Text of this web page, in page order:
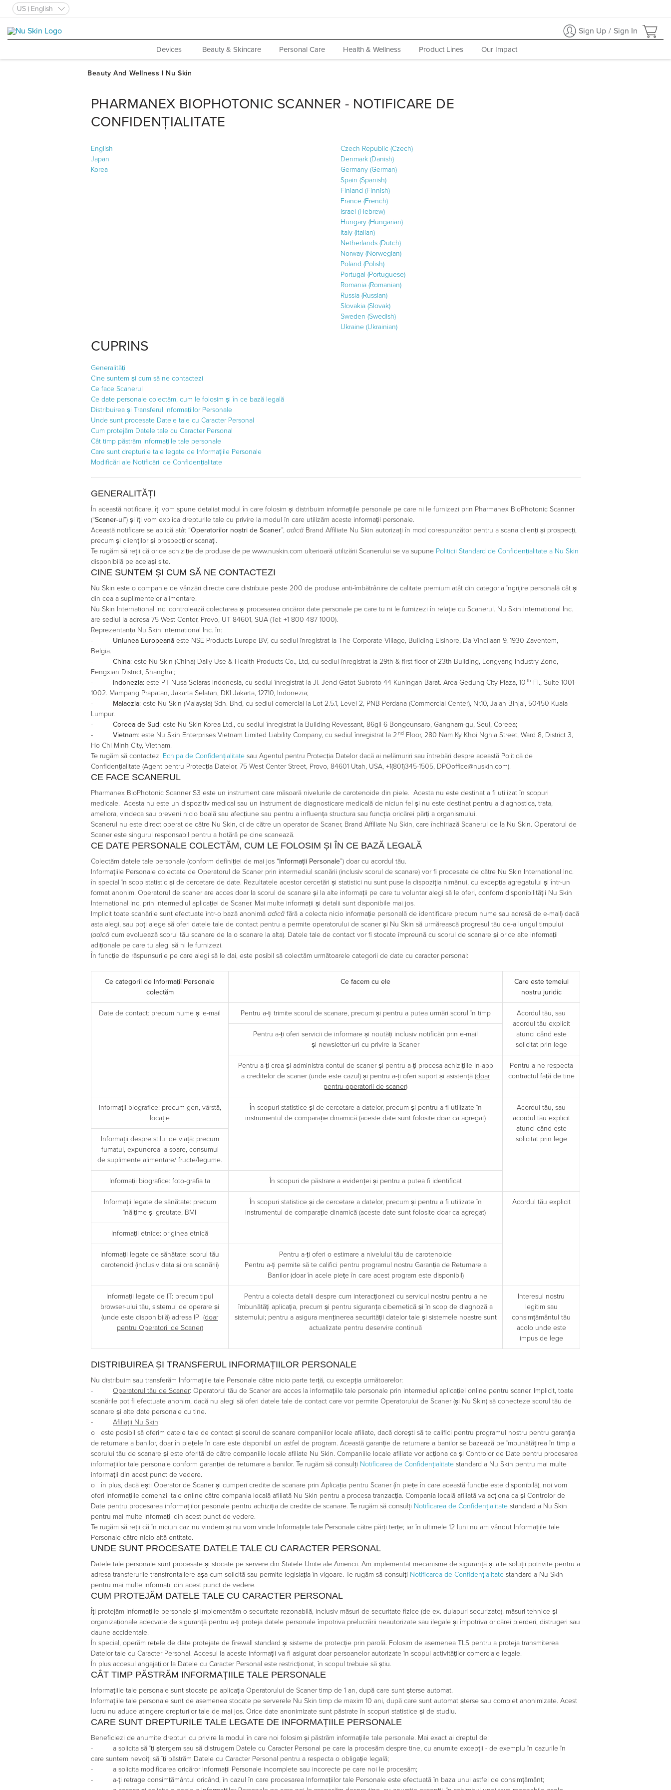
US English
Sign Up / Sign In
Devices Beauty & Skincare Personal Care Health & Wellness Product Lines Our Impact
PHARMANEX BIOPHOTONIC SCANNER - NOTIFICARE DE
CONFIDENȚIALITATE
English
Japan
Korea
Czech Republic (Czech)
Denmark (Danish)
Germany (German)
Spain (Spanish)
Finland (Finnish)
France (French)
Israel (Hebrew)
Hungary (Hungarian)
Italy (Italian)
Netherlands (Dutch)
Norway (Norwegian)
Poland (Polish)
Portugal (Portuguese)
Romania (Romanian)
Russia (Russian)
Slovakia (Slovak)
Sweden (Swedish)
Ukraine (Ukrainian)
CUPRINS
Generalități
Cine suntem și cum să ne contactezi
Ce face Scanerul
Ce date personale colectăm, cum le folosim și în ce bază legală
Distribuirea și Transferul Informațiilor Personale
Unde sunt procesate Datele tale cu Caracter Personal
Cum protejăm Datele tale cu Caracter Personal
Cât timp păstrăm informațiile tale personale
Care sunt drepturile tale legate de Informațiile Personale
Modificări ale Notificării de Confidențialitate
GENERALITĂȚI
În această notificare, îți vom spune detaliat modul în care folosim și distribuim informațiile personale pe care ni le furnizezi prin Pharmanex BioPhotonic Scanner
(“Scaner-ul”) și îți vom explica drepturile tale cu privire la modul în care utilizăm aceste informații personale.
Această notificare se aplică atât “Operatorilor noștri de Scaner”, adică Brand Affiliate Nu Skin autorizați în mod corespunzător pentru a scana clienți și prospecți,
precum și clienților și prospecților scanați.
Te rugăm să reții că orice achiziție de produse de pe www.nuskin.com ulterioară utilizării Scanerului se va supune Politicii Standard de Confidențialitate a Nu Skin
disponibilă pe același site.
CINE SUNTEM ȘI CUM SĂ NE CONTACTEZI
Nu Skin este o companie de vânzări directe care distribuie peste 200 de produse anti-îmbătrânire de calitate premium atât din categoria îngrijire personală cât și
din cea a suplimentelor alimentare.
Nu Skin International Inc. controlează colectarea și procesarea oricăror date personale pe care tu ni le furnizezi în relație cu Scanerul. Nu Skin International Inc.
are sediul la adresa 75 West Center, Provo, UT 84601, SUA (Tel: +1 800 487 1000).
Reprezentanța Nu Skin International Inc. în:
- Uniunea Europeană este NSE Products Europe BV, cu sediul înregistrat la The Corporate Village, Building Elsinore, Da Vincilaan 9, 1930 Zaventem,
Belgia.
- China: este Nu Skin (China) Daily-Use & Health Products Co., Ltd, cu sediul înregistrat la 29th & first floor of 23th Building, Longyang Industry Zone,
Fengxian District, Shanghai;
- Indonezia: este PT Nusa Selaras Indonesia, cu sediul înregistrat la Jl. Jend Gatot Subroto 44 Kuningan Barat. Area Gedung City Plaza, 10 th Fl., Suite 1001-
1002. Mampang Prapatan, Jakarta Selatan, DKI Jakarta, 12710, Indonezia;
- Malaezia: este Nu Skin (Malaysia) Sdn. Bhd, cu sediul comercial la Lot 2.5.1, Level 2, PNB Perdana (Commercial Center), Nr.10, Jalan Binjai, 50450 Kuala
Lumpur.
- Coreea de Sud: este Nu Skin Korea Ltd., cu sediul înregistrat la Building Revessant, 86gil 6 Bongeunsaro, Gangnam-gu, Seul, Coreea;
- Vietnam: este Nu Skin Enterprises Vietnam Limited Liability Company, cu sediul înregistrat la 2 nd Floor, 280 Nam Ky Khoi Nghia Street, Ward 8, District 3,
Ho Chi Minh City, Vietnam.
Te rugăm să contactezi Echipa de Confidențialitate sau Agentul pentru Protecția Datelor dacă ai nelămuriri sau întrebări despre această Politică de
Confidențialitate (Agent pentru Protecția Datelor, 75 West Center Street, Provo, 84601 Utah, USA, +1(801)345-1505, DPOoffice@nuskin.com).
CE FACE SCANERUL
Pharmanex BioPhotonic Scanner S3 este un instrument care măsoară nivelurile de carotenoide din piele. Acesta nu este destinat a fi utilizat în scopuri
medicale. Acesta nu este un dispozitiv medical sau un instrument de diagnosticare medicală de niciun fel și nu este destinat pentru a diagnostica, trata,
ameliora, vindeca sau preveni nicio boală sau afecțiune sau pentru a influența structura sau funcția oricărei părți a organismului.
Scanerul nu este direct operat de către Nu Skin, ci de către un operator de Scaner, Brand Affiliate Nu Skin, care închiriază Scanerul de la Nu Skin. Operatorul de
Scaner este singurul responsabil pentru a hotărâ pe cine scanează.
CE DATE PERSONALE COLECTĂM, CUM LE FOLOSIM ȘI ÎN CE BAZĂ LEGALĂ
Colectăm datele tale personale (conform definiției de mai jos “Informații Personale”) doar cu acordul tău.
Informațiile Personale colectate de Operatorul de Scaner prin intermediul scanării (inclusiv scorul de scanare) vor fi procesate de către Nu Skin International Inc.
în special în scop statistic și de cercetare de date. Rezultatele acestor cercetări și statistici nu sunt puse la dispoziția nimănui, cu excepția agregatului și într-un
format anonim. Operatorul de scaner are acces doar la scorul de scanare și la alte informații pe care tu voluntar alegi să le oferi, conform disponibilității Nu Skin
International Inc. prin intermediul aplicației de Scaner. Mai multe informații și detalii sunt disponibile mai jos.
Implicit toate scanările sunt efectuate într-o bază anonimă adică fără a colecta nicio informație personală de identificare precum nume sau adresă de e-mail) dacă
asta alegi, sau poți alege să oferi datele tale de contact pentru a permite operatorului de scaner și Nu Skin să urmărească progresul tău de-a lungul timpului
(adică cum evoluează scorul tău scanare de la o scanare la alta). Datele tale de contact vor fi stocate împreună cu scorul de scanare și orice alte informații
adiționale pe care tu alegi să ni le furnizezi.
În funcție de răspunsurile pe care alegi să le dai, este posibil să colectăm următoarele categorii de date cu caracter personal:
Ce categorii de Informații Personale
colectăm
Ce facem cu ele
Care este temeiul
nostru juridic
Date de contact: precum nume și e-mail Pentru a-ți trimite scorul de scanare, precum și pentru a putea urmări scorul în timp
Acordul tău, sau
acordul tău explicit
atunci când este
solicitat prin lege
Pentru a-ți oferi servicii de informare și noutăți inclusiv notificări prin e-mail
și newsletter-uri cu privire la Scaner
Pentru a-ți crea și administra contul de scaner și pentru a-ți procesa achizițiile in-app
a creditelor de scaner (unde este cazul) și pentru a-ți oferi suport și asistență (doar
pentru operatorii de scaner)
Pentru a ne respecta
contractul față de tine
Informații biografice: precum gen, vârstă,
locație
În scopuri statistice și de cercetare a datelor, precum și pentru a fi utilizate în
instrumentul de comparație dinamică (aceste date sunt folosite doar ca agregat)
Acordul tău, sau
acordul tău explicit
atunci când este
solicitat prin lege
Informații despre stilul de viață: precum
fumatul, expunerea la soare, consumul
de suplimente alimentare/ fructe/legume.
Informații biografice: foto-grafia ta În scopuri de păstrare a evidenței și pentru a putea fi identificat
Informații legate de sănătate: precum
înălțime și greutate, BMI
În scopuri statistice și de cercetare a datelor, precum și pentru a fi utilizate în
instrumentul de comparație dinamică (aceste date sunt folosite doar ca agregat)
Acordul tău explicit
Informații etnice: originea etnică
Informații legate de sănătate: scorul tău
carotenoid (inclusiv data și ora scanării)
Pentru a-ți oferi o estimare a nivelului tău de carotenoide
Pentru a-ți permite să te califici pentru programul nostru Garanția de Returnare a
Banilor (doar în acele piețe în care acest program este disponibil)
Informații legate de IT: precum tipul
browser-ului tău, sistemul de operare și
(unde este disponibilă) adresa IP (doar
pentru Operatorii de Scaner)
Pentru a colecta detalii despre cum interacționezi cu servicul nostru pentru a ne
îmbunătăți aplicația, precum și pentru siguranța cibernetică și în scop de diagnoză a
sistemului; pentru a asigura menținerea securității datelor tale și sistemele noastre sunt
actualizate pentru deservire continuă
Interesul nostru
legitim sau
consimțământul tău
acolo unde este
impus de lege
DISTRIBUIREA ȘI TRANSFERUL INFORMAȚIILOR PERSONALE
Nu distribuim sau transferăm Informațiile tale Personale către nicio parte terță, cu excepția următoarelor:
- Operatorul tău de Scaner: Operatorul tău de Scaner are acces la informațiile tale personale prin intermediul aplicației online pentru scaner. Implicit, toate
scanările pot fi efectuate anonim, dacă nu alegi să oferi datele tale de contact care vor permite Operatorului de Scaner (și Nu Skin) să conecteze scorul tău de
scanare și alte date personale cu tine.
- Afiliații Nu Skin:
o este posibil să oferim datele tale de contact și scorul de scanare companiilor locale afiliate, dacă dorești să te califici pentru programul nostru pentru garanția
de returnare a banilor, doar în piețele în care este disponibil un astfel de program. Această garanție de returnare a banilor se bazează pe îmbunătățirea în timp a
scorului tău de scanare și este oferită de către companiile locale afiliate Nu Skin. Companiile locale afiliate vor acționa ca și Controlor de Date pentru procesarea
informațiilor tale personale conform garanției de returnare a banilor. Te rugăm să consulți Notificarea de Confidențialitate standard a Nu Skin pentru mai multe
informații din acest punct de vedere.
o în plus, dacă ești Operator de Scaner și cumperi credite de scanare prin Aplicația pentru Scaner (în piețe în care această funcție este disponibilă), noi vom
oferi informațiile comenzii tale online către compania locală afiliată Nu Skin pentru a procesa tranzacția. Compania locală afiliată va acționa ca și Controlor de
Date pentru procesarea informațiilor pesonale pentru achiziția de credite de scanare. Te rugăm să consulți Notificarea de Confidențialitate standard a Nu Skin
pentru mai multe informații din acest punct de vedere.
Te rugăm să reții că în niciun caz nu vindem și nu vom vinde Informațiile tale Personale către părți terțe; iar în ultimele 12 luni nu am vândut Informațiile tale
Personale către nicio altă entitate.
UNDE SUNT PROCESATE DATELE TALE CU CARACTER PERSONAL
Datele tale personale sunt procesate și stocate pe servere din Statele Unite ale Americii. Am implementat mecanisme de siguranță și alte soluții potrivite pentru a
adresa transferurile transfrontaliere așa cum solicită sau permite legislația în vigoare. Te rugăm să consulți Notificarea de Confidențialitate standard a Nu Skin
pentru mai multe informații din acest punct de vedere.
CUM PROTEJĂM DATELE TALE CU CARACTER PERSONAL
Îți protejăm informațiile personale și implementăm o securitate rezonabilă, inclusiv măsuri de securitate fizice (de ex. dulapuri securizate), măsuri tehnice și
organizaționale adecvate de siguranță pentru a-ți proteja datele personale împotriva prelucrării neautorizate sau ilegale și împotriva oricărei pierderi, distrugeri sau
daune accidentale.
În special, operăm rețele de date protejate de firewall standard și sisteme de protecție prin parolă. Folosim de asemenea TLS pentru a proteja transmiterea
Datelor tale cu Caracter Personal. Accesul la aceste informații va fi asigurat doar persoanelor autorizate în scopul activităților comerciale legale.
În plus accesul angajaților la Datele cu Caracter Personal este restricționat, în scopul trebuie să știu.
CÂT TIMP PĂSTRĂM INFORMAȚIILE TALE PERSONALE
Informațiile tale personale sunt stocate pe aplicația Operatorului de Scaner timp de 1 an, după care sunt șterse automat.
Informațiile tale personale sunt de asemenea stocate pe serverele Nu Skin timp de maxim 10 ani, după care sunt automat șterse sau complet anonimizate. Acest
lucru nu aduce atingere drepturilor tale de mai jos. Orice date anonimizate sunt păstrate în scopuri statistice și de studiu.
CARE SUNT DREPTURILE TALE LEGATE DE INFORMAȚIILE PERSONALE
Beneficiezi de anumite drepturi cu privire la modul în care noi folosim și păstrăm informațiile tale personale. Mai exact ai dreptul de:
- a solicita să îți ștergem sau să distrugem Datele cu Caracter Personal pe care la procesăm despre tine, cu anumite excepții - de exemplu în cazurile în
care suntem nevoiți să îți păstrăm Datele cu Caracter Personal pentru a respecta o obligație legală;
- a solicita modificarea oricăror Informații Personale incomplete sau incorecte pe care noi le procesăm;
- a-ți retrage consimțământul oricând, în cazul în care procesarea Informațiilor tale Personale este efectuată în baza unui astfel de consimțământ;